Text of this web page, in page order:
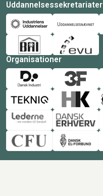
Uddannelsessekretariater
Organisationer